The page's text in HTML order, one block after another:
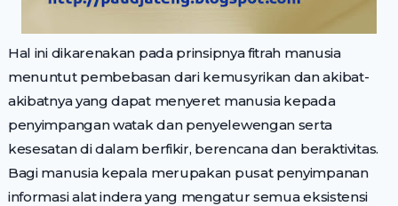
Hal ini dikarenakan pada prinsipnya fitrah manusia
menuntut pembebasan dari kemusyrikan dan akibat-
akibatnya yang dapat menyeret manusia kepada
penyimpangan watak dan penyelewengan serta
kesesatan di dalam berfikir, berencana dan beraktivitas.
Bagi manusia kepala merupakan pusat penyimpanan
informasi alat indera yang mengatur semua eksistensi